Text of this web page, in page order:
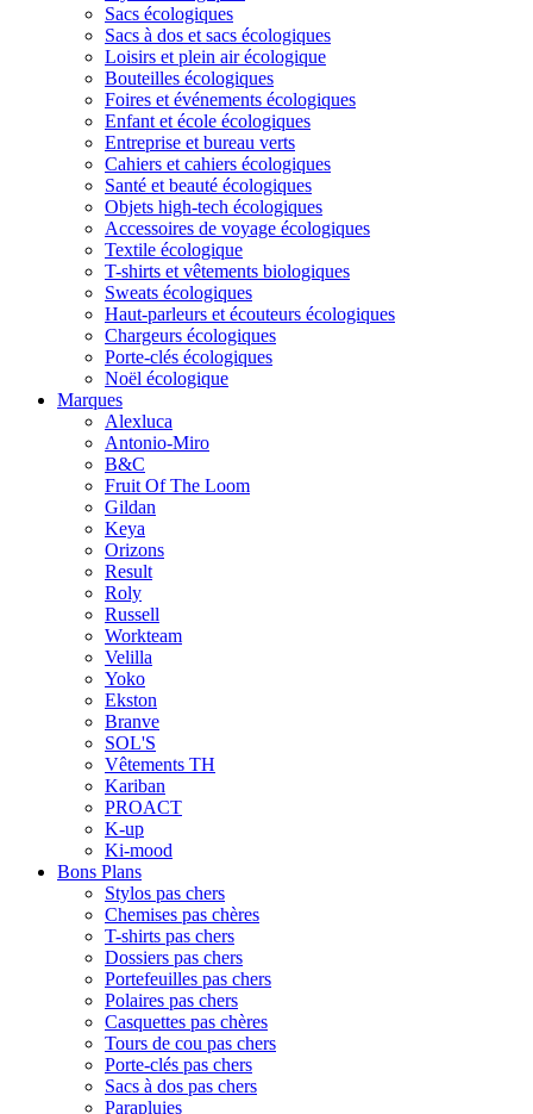
Sacs écologiques
Sacs à dos et sacs écologiques
Loisirs et plein air écologique
Bouteilles écologiques
Foires et événements écologiques
Enfant et école écologiques
Entreprise et bureau verts
Cahiers et cahiers écologiques
Santé et beauté écologiques
Objets high-tech écologiques
Accessoires de voyage écologiques
Textile écologique
T-shirts et vêtements biologiques
Sweats écologiques
Haut-parleurs et écouteurs écologiques
Chargeurs écologiques
Porte-clés écologiques
Noël écologique
Marques
Alexluca
Antonio-Miro
B&C
Fruit Of The Loom
Gildan
Keya
Orizons
Result
Roly
Russell
Workteam
Velilla
Yoko
Ekston
Branve
SOL'S
Vêtements TH
Kariban
PROACT
K-up
Ki-mood
Bons Plans
Stylos pas chers
Chemises pas chères
T-shirts pas chers
Dossiers pas chers
Portefeuilles pas chers
Polaires pas chers
Casquettes pas chères
Tours de cou pas chers
Porte-clés pas chers
Sacs à dos pas chers
Parapluies